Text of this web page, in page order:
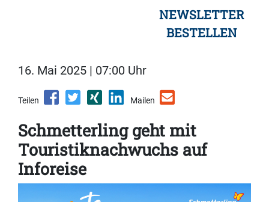
NEWSLETTER
BESTELLEN
16. Mai 2025 | 07:00 Uhr
Teilen Mailen
Schmetterling geht mit
Touristiknachwuchs auf
Inforeise